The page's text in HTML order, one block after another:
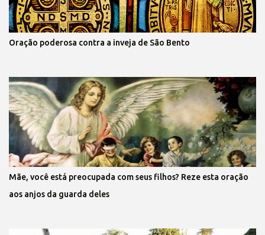
Oração poderosa contra a inveja de São Bento
Mãe, você está preocupada com seus filhos? Reze esta oração
aos anjos da guarda deles